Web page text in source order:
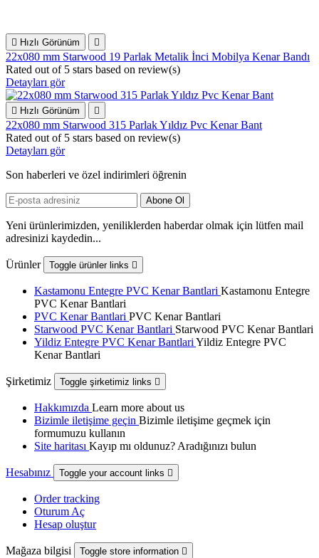
 Hızlı Görünüm 
22x080 mm Starwood 19 Parlak Metalik İnci Mobilya Kenar Bandı
Rated out of 5 stars based on review(s)
Detayları gör
 Hızlı Görünüm 
22x080 mm Starwood 315 Parlak Yıldız Pvc Kenar Bant
Rated out of 5 stars based on review(s)
Detayları gör
Son haberleri ve özel indirimleri öğrenin
Yeni ürünlerimizden, yeniliklerden haberdar olmak için lütfen mail
adresinizi kaydedin...
Ürünler Toggle ürünler links 
Kastamonu Entegre PVC Kenar Bantlari Kastamonu Entegre
PVC Kenar Bantlari
PVC Kenar Bantlari PVC Kenar Bantlari
Starwood PVC Kenar Bantlari Starwood PVC Kenar Bantlari
Yildiz Entegre PVC Kenar Bantlari Yildiz Entegre PVC
Kenar Bantlari
Şirketimiz Toggle şirketimiz links 
Hakkımızda Learn more about us
Bizimle iletişime geçin Bizimle iletişime geçmek için
formumuzu kullanın
Site haritası Kayıp mı oldunuz? Aradığınızı bulun
Hesabınız Toggle your account links 
Order tracking
Oturum Aç
Hesap oluştur
Mağaza bilgisi Toggle store information 